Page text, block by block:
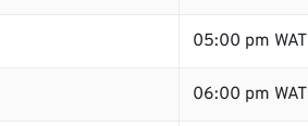
05:00 pm WAT
06:00 pm WAT